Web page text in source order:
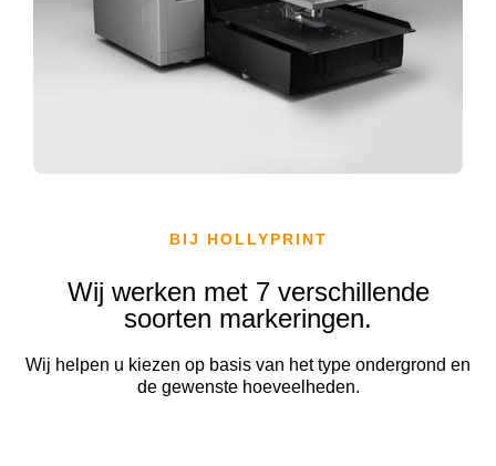
BIJ HOLLYPRINT
Wij werken met 7 verschillende
soorten markeringen.
Wij helpen u kiezen op basis van het type ondergrond en
de gewenste hoeveelheden.